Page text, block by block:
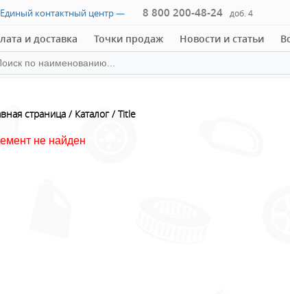
Единый контактный центр — 8 800 200-48-24 доб. 4
и доставка Точки продаж Новости и статьи
страница Каталог Title
не найден